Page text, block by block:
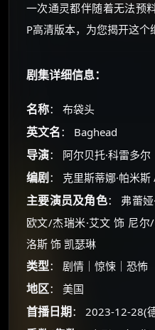
一次通灵都伴随着无法预
P高清版本，为您揭开这个
剧集详细信息：
名称： 布袋头
英文名： Baghead
导演： 阿尔贝托·科雷多尔
编剧 ： 克里斯蒂娜·帕米
主要演员及角色： 弗蕾
欧文/杰瑞米·艾文 饰 尼尔
洛斯 饰 凯瑟琳
类型： 剧情｜惊悚｜恐怖
地区： 美国
首播日期： 2023-12-28(